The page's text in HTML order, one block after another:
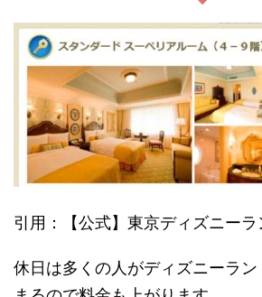
引用：【公式】東京ディズニー
休日は多くの人がディズニーラ